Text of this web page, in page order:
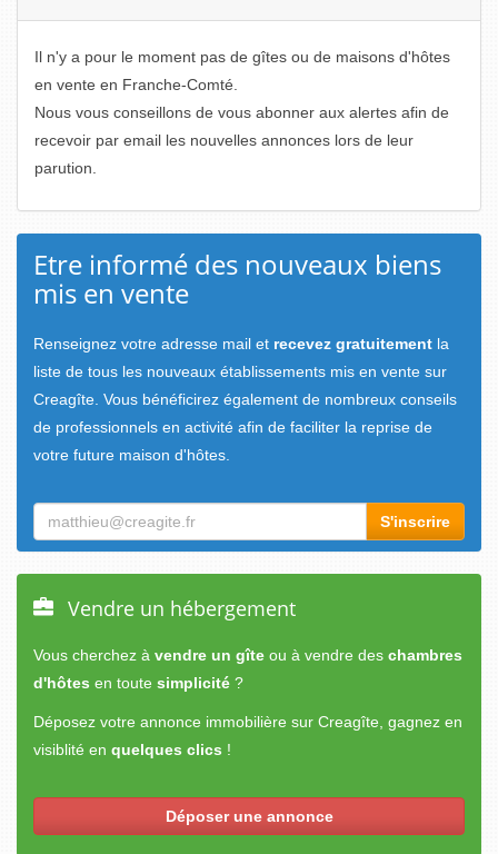
Il n'y a pour le moment pas de gîtes ou de maisons d'hôtes
en vente en Franche-Comté.
Nous vous conseillons de vous abonner aux alertes afin de
recevoir par email les nouvelles annonces lors de leur
parution.
Etre informé des nouveaux biens
mis en vente
Renseignez votre adresse mail et recevez gratuitement la
liste de tous les nouveaux établissements mis en vente sur
Creagîte. Vous bénéficirez également de nombreux conseils
de professionnels en activité afin de faciliter la reprise de
votre future maison d'hôtes.
Vendre un hébergement
Vous cherchez à vendre un gîte ou à vendre des chambres
d'hôtes en toute simplicité ?
Déposez votre annonce immobilière sur Creagîte, gagnez en
visiblité en quelques clics !
Déposer une annonce